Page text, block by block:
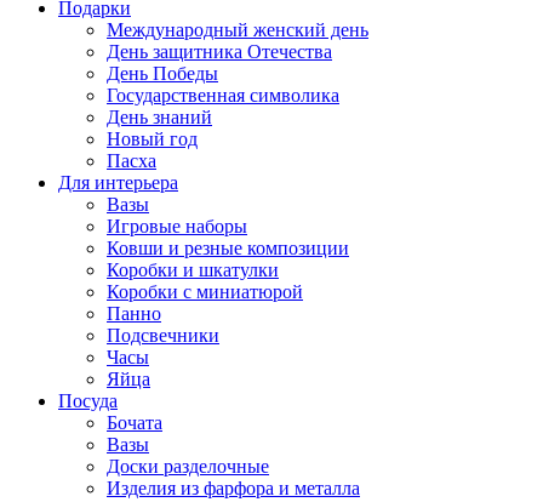
Подарки
Международный женский день
День защитника Отечества
День Победы
Государственная символика
День знаний
Новый год
Пасха
Для интерьера
Вазы
Игровые наборы
Ковши и резные композиции
Коробки и шкатулки
Коробки с миниатюрой
Панно
Подсвечники
Часы
Яйца
Посуда
Бочата
Вазы
Доски разделочные
Изделия из фарфора и металла